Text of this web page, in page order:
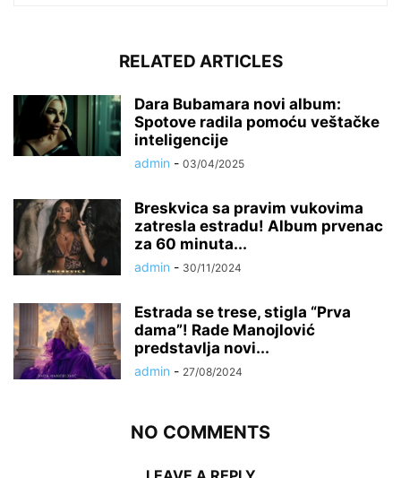
RELATED ARTICLES
Dara Bubamara novi album:
Spotove radila pomoću veštačke
inteligencije
admin - 03/04/2025
Breskvica sa pravim vukovima
zatresla estradu! Album prvenac
za 60 minuta...
admin - 30/11/2024
Estrada se trese, stigla “Prva
dama”! Rade Manojlović
predstavlja novi...
admin - 27/08/2024
NO COMMENTS